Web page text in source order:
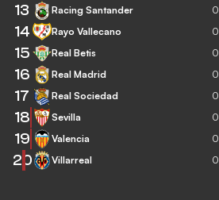
13 Racing Santander 0
14 Rayo Vallecano 0
15 Real Betis 0
16 Real Madrid 0
17 Real Sociedad 0
18 Sevilla 0
19 Valencia 0
20 Villarreal 0